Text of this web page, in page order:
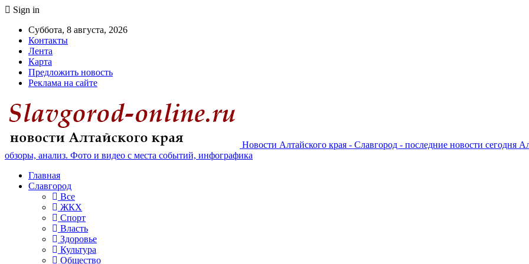
Sign in
Суббота, 8 августа, 2026
Контакты
Лента
Карта
Предложить новость
Реклама на сайте
Новости Алтайского края - Славгород - последние новости сегодня
обзоры, анализ. Фото и видео с места событий, инфографика
Главная
Славгород
Все
ЖКХ
Спорт
Власть
Здоровье
Культура
Общество